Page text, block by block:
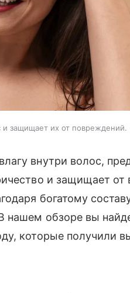
защищает их от повреждений.
внутри волос,
и защищает от
богатому
нашем обзоре вы
которые получили